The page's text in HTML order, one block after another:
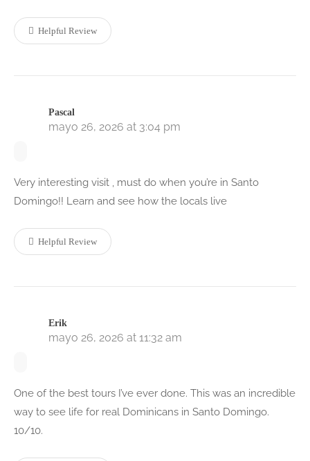
Helpful Review
Pascal
mayo 26, 2026 at 3:04 pm
Very interesting visit , must do when you’re in Santo
Domingo!! Learn and see how the locals live
Helpful Review
Erik
mayo 26, 2026 at 11:32 am
One of the best tours I’ve ever done. This was an incredible
way to see life for real Dominicans in Santo Domingo.
10/10.